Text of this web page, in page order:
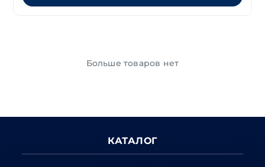
Больше товаров нет
КАТАЛОГ